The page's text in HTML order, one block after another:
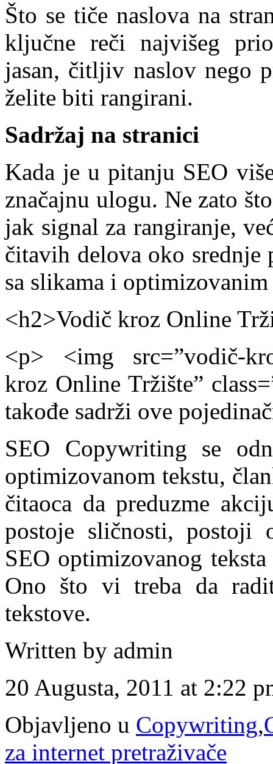
Što se tiče naslova na
ključne reči najvišeg
jasan, čitljiv naslov nego
želite biti rangirani.
Sadržaj na stranici
Kada je u pitanju SEO
značajnu ulogu. Ne zato
jak signal za rangiranje,
čitavih delova oko
sa slikama i
<h2>Vodič kroz Online
<p> <img src=”vodič-
kroz Online Tržište”
takođe sadrži ove
SEO Copywriting se
optimizovanom tekstu,
čitaoca da preduzme
postoje sličnosti, postoji
SEO optimizovanog
Ono što vi treba da
tekstove.
Written by admin
20 Augusta, 2011 at 2:22
Objavljeno u Copywriting,
za internet pretraživače